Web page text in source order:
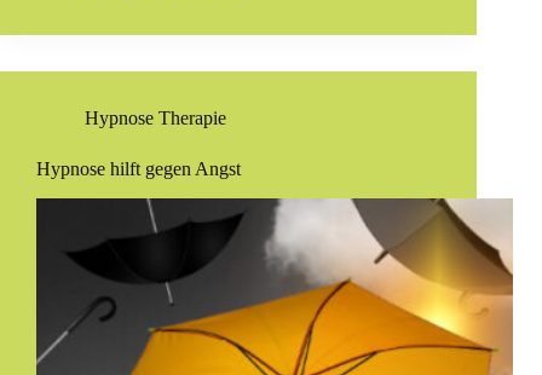
Hypnose Therapie
Hypnose hilft gegen Angst